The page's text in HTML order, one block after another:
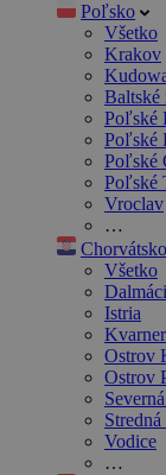
Poľsko
Všetko
Krakov
Baltské
Poľské
Poľské
Poľské
Poľské
Vroclav
…
Chorvátsko
Všetko
Istria
Ostrov
Ostrov
Vodice
…